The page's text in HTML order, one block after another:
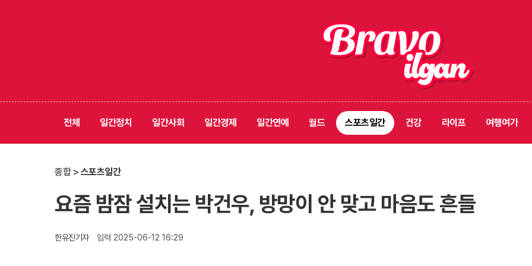
전체 일간정치 일간사회 일간경제 일간연예 월드 스포츠일간 건강 라이프 여행여가
종합 > 스포츠일간
요즘 밤잠 설치는 박건우, 방망이 안 맞고 마음도 흔들
한유진기자 입력 2025-06-12 16:29